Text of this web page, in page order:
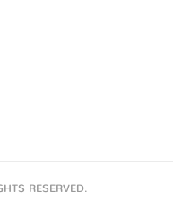
RESERVED.